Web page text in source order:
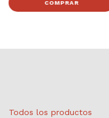
Todos los productos